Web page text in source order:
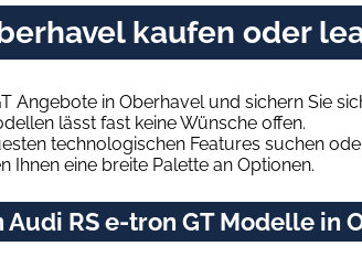
kaufen oder
Angebote in Oberhavel und sichern Sie
lässt fast keine Wünsche offen.
technologischen Features suchen
Ihnen eine breite Palette an Optionen.
RS e-tron GT Modelle in